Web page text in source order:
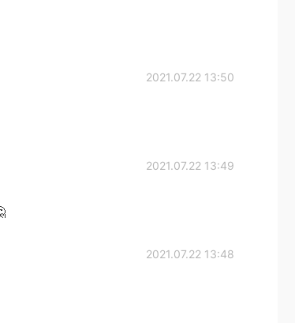
2021.07.22 13:50
2021.07.22 13:49
2021.07.22 13:48